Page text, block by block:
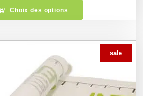
Choix des options
sale